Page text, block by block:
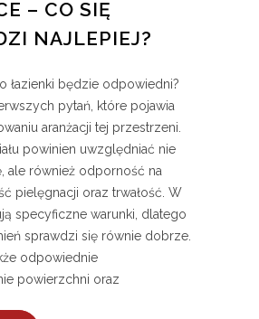
– CO SIĘ
NAJLEPIEJ?
łazienki będzie odpowiedni?
pytań, które pojawia
aranżacji tej przestrzeni.
powinien uwzględniać nie
ale również odporność na
pielęgnacji oraz trwałość. W
specyficzne warunki, dlatego
sprawdzi się równie dobrze.
odpowiednie
powierzchni oraz